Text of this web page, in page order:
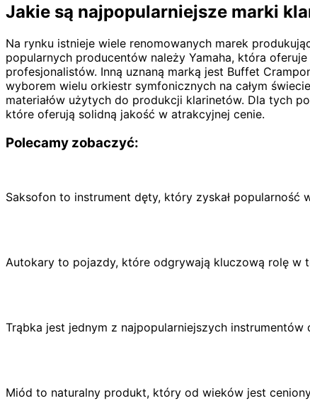
Jakie są najpopularniejsze marki
Na rynku istnieje wiele renomowanych marek
popularnych producentów należy Yamaha, która
profesjonalistów. Inną uznaną marką jest Buffet
wyborem wielu orkiestr symfonicznych na całym
materiałów użytych do produkcji klarinetów. Dla tych
które oferują solidną jakość w atrakcyjnej cenie.
Polecamy zobaczyć:
Saksofon to instrument dęty, który zyskał
Autokary to pojazdy, które odgrywają kluczową rolę w
Trąbka jest jednym z najpopularniejszych
Miód to naturalny produkt, który od wieków jest